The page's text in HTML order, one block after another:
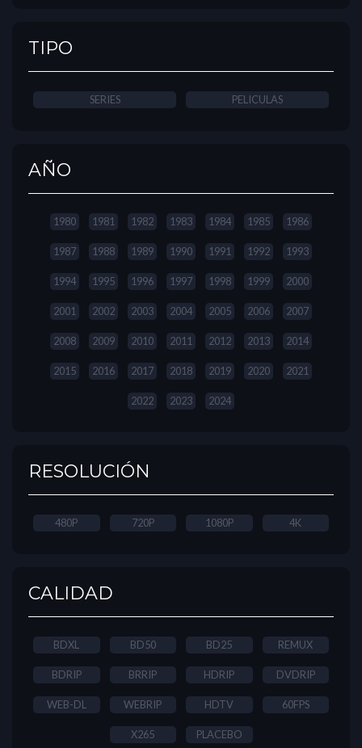
TIPO
SERIES PELICULAS
AÑO
1980 1981 1982 1983 1984 1985 1986
1987 1988 1989 1990 1991 1992 1993
1994 1995 1996 1997 1998 1999 2000
2001 2002 2003 2004 2005 2006 2007
2008 2009 2010 2011 2012 2013 2014
2015 2016 2017 2018 2019 2020 2021
2022 2023 2024
RESOLUCIÓN
480P 720P 1080P 4K
CALIDAD
BDXL BD50 BD25 REMUX
BDRIP BRRIP HDRIP DVDRIP
WEB-DL WEBRIP HDTV 60FPS
X265 PLACEBO